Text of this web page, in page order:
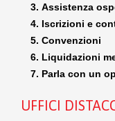
Assistenza
Iscrizioni e
Convenzioni
Liquidazioni
Parla con un
UFFICI